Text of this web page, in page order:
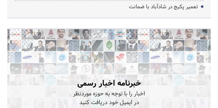
تعمیر پکیج در شادآباد با ضمانت
خبرنامه اخبار رسمی
اخبار را با توجه به حوزه موردنظر
در ایمیل خود دریافت کنید